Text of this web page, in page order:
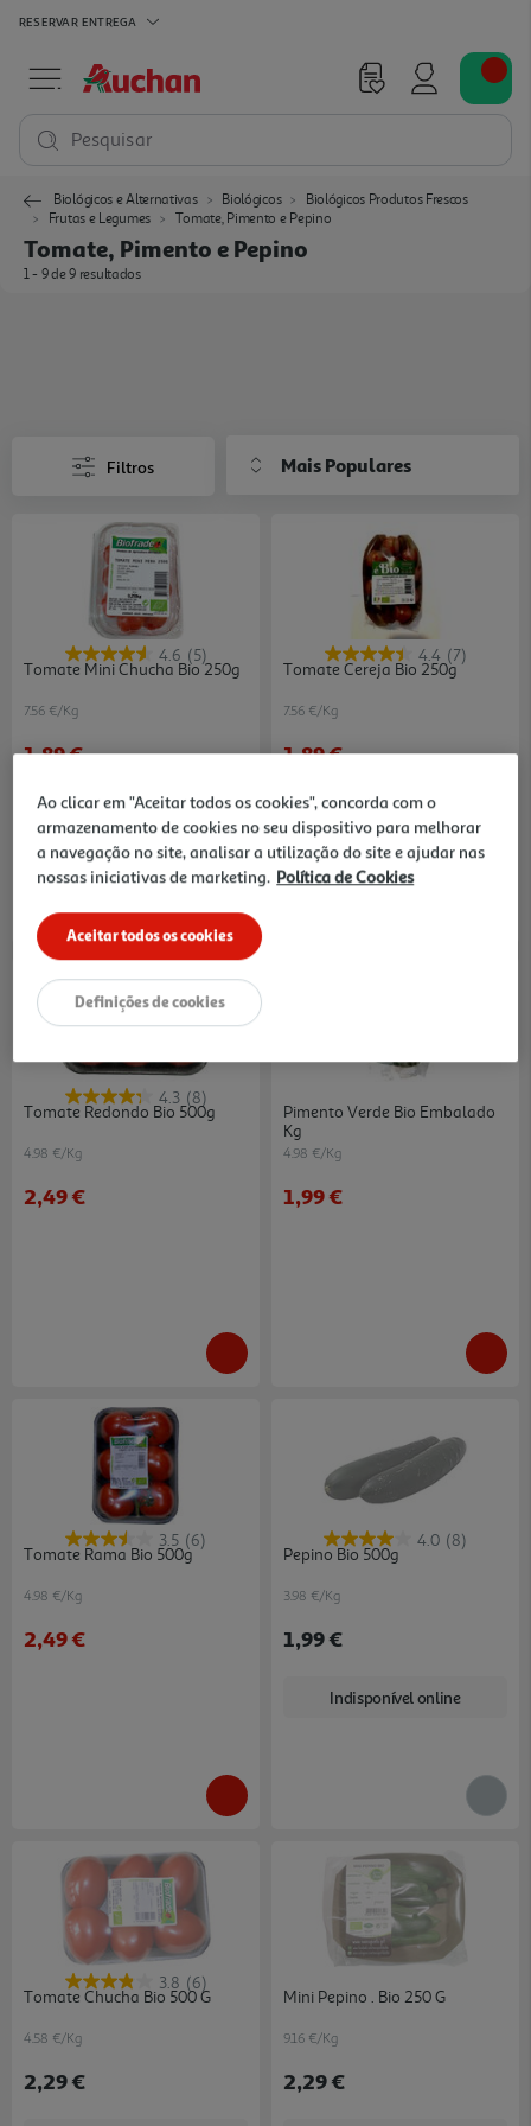
RESERVAR ENTREGA
Pesquisar
Biológicos e Alternativas Biológicos
Biológicos Produtos Frescos
Frutas e Legumes
Tomate, Pimento e Pepino
Tomate, Pimento e Pepino
1 - 9 de 9 resultados
Filtros Mais Populares
4.6 (5)
Tomate Mini Chucha Bio 250g
7.56 €/Kg
1,89 €
4.4 (7)
Tomate Cereja Bio 250g
7.56 €/Kg
1,89 €
4.3 (8)
Tomate Redondo Bio 500g
4.98 €/Kg
2,49 €
Pimento Verde Bio Embalado
Kg
4.98 €/Kg
1,99 €
3.5 (6)
Tomate Rama Bio 500g
4.98 €/Kg
2,49 €
4.0 (8)
Pepino Bio 500g
3.98 €/Kg
1,99 €
Indisponível online
3.8 (6)
Tomate Chucha Bio 500 G
4.58 €/Kg
2,29 €
Mini Pepino . Bio 250 G
9.16 €/Kg
2,29 €
Ao clicar em "Aceitar todos os cookies", concorda com o
armazenamento de cookies no seu dispositivo para melhorar
a navegação no site, analisar a utilização do site e ajudar nas
nossas iniciativas de marketing. Política de Cookies
Aceitar todos os cookies
Definições de cookies